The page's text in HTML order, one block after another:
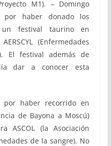
M1). – Domingo
por haber donado los
un festival taurino en
(Enfermedades
El festival además de
dar a conocer esta
por haber recorrido en
de Bayona a Moscú)
ASCOL (la Asociación
de la sangre). No